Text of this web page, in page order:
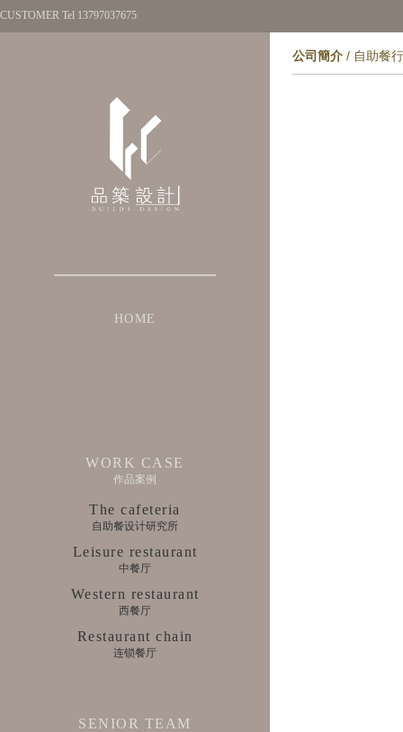
CUSTOMER Tel 13797037675
HOME
WORK CASE
作品案例
The cafeteria
自助餐设计研究所
Leisure restaurant
中餐厅
Western restaurant
西餐厅
Restaurant chain
连锁餐厅
SENIOR TEAM
公司簡介 / 自助餐